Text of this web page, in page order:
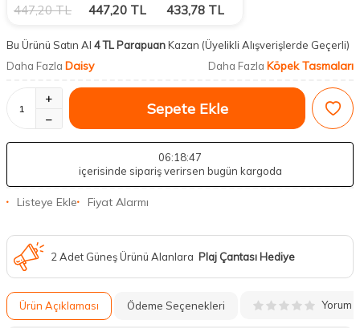
447,20TL 447,20 TL 433,78 TL
Bu Ürünü Satın Al 4 TL ParapuanKazan (Üyelikli Alışverişlerde Geçerli)
Daha Fazla Daisy Daha Fazla Köpek Tasmaları
Sepete Ekle
06:18:47
içerisinde sipariş verirsen bugün kargoda
Listeye Ekle Fiyat Alarmı
2 Adet Güneş Ürünü Alanlara Plaj Çantası Hediye
Ürün Açıklaması Ödeme Seçenekleri Yorum